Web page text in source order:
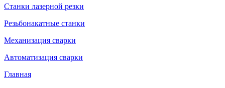
Станки лазерной резки
Резьбонакатные станки
Механизация сварки
Автоматизация сварки
Главная